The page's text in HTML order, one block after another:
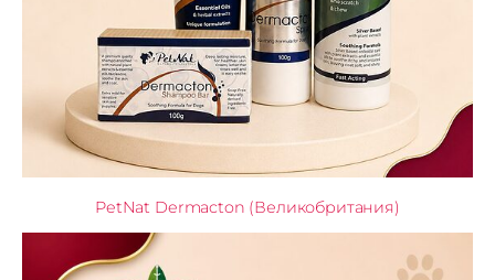
PetNat Dermacton (Великобритания)